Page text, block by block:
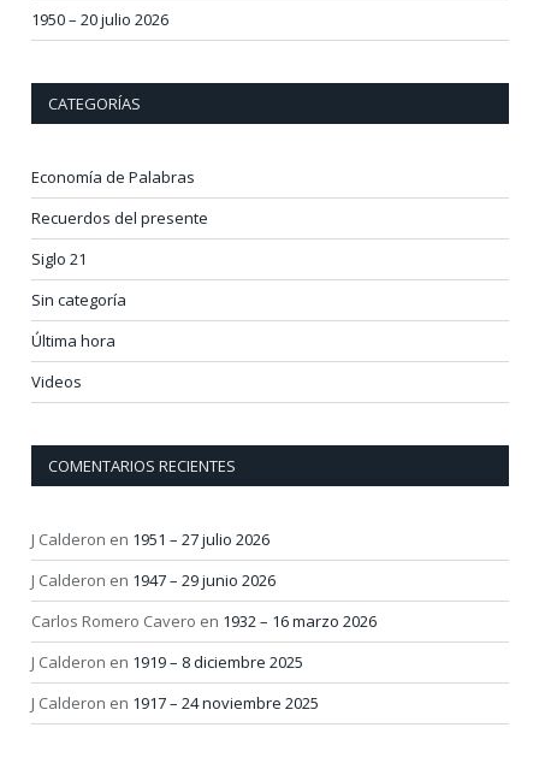
1950 – 20 julio 2026
CATEGORÍAS
Economía de Palabras
Recuerdos del presente
Siglo 21
Sin categoría
Última hora
Videos
COMENTARIOS RECIENTES
J Calderon en 1951 – 27 julio 2026
J Calderon en 1947 – 29 junio 2026
Carlos Romero Cavero en 1932 – 16 marzo 2026
J Calderon en 1919 – 8 diciembre 2025
J Calderon en 1917 – 24 noviembre 2025